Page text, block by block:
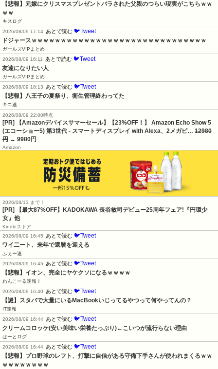
【悲報】元嫁にクリスマスプレゼントバラされた父親のつらい現実がこちらｗｗ
ｗｗ
キスログ
2026/08/09 17:14 あとで読む 🐦Tweet
ドジャースｗｗｗｗｗｗｗｗｗｗｗｗｗｗｗｗｗｗｗｗｗｗｗｗｗｗｗｗｗｗ
ガールズVIPまとめ
2026/08/09 16:11
あとで読む 🐦Tweet
友達になりたい人
ガールズVIPまとめ
2026/08/09 18:13
あとで読む 🐦Tweet
【悲報】八王子の夏祭り、衛生管理終わってた
キニ速
2026/08/09 22:00時点
[PR] 【Amazonデバイスサマーセール】【23%OFF！】 Amazon Echo Show 5
(エコーショー5) 第3世代 - スマートディスプレイ with Alexa、2メガピ… 12980
円 → 9980円
Amazon
2026/08/13 まで！
[PR] 【最大87%OFF】KADOKAWA 長谷敏司デビュー25周年フェア!『円環少
女』他
Kindleストア
2026/08/09 16:45
あとで読む 🐦Tweet
ワイ二ート、来年で還暦を迎える
ふぇー速
2026/08/09 16:45
あとで読む 🐦Tweet
【悲報】イオン、完全にヤケクソになるｗｗｗｗ
わんこーる速報！
2026/08/09 16:40
あとで読む 🐦Tweet
【謎】スタバで大量にいるMacBookいじってるやつって何やってんの？
IT速報
2026/08/09 16:44 あとで読む 🐦Tweet
クリームコロッケ(安い美味い栄養たっぷり)←こいつが流行らない理由
はーとログ
2026/08/09 16:44 あとで読む 🐦Tweet
【悲報】プロ野球のレフト、打撃に自信がある守備下手さんが使われまくるｗｗ
ｗｗｗｗｗｗｗｗ